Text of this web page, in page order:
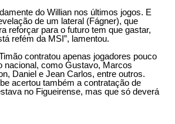
do Willian nos últimos jogos. E
de um lateral (Fágner), que
reforçar para o futuro tem que gastar,
refém da MSI”, lamentou.
contratou apenas jogadores pouco
nacional, como Gustavo, Marcos
Daniel e Jean Carlos, entre outros.
acertou também a contratação de
no Figueirense, mas que só deverá